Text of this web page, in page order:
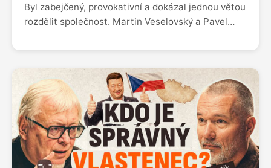
Byl zabejčený, provokativní a dokázal jednou větou
rozdělit společnost. Martin Veselovský a Pavel
reformovat komunismus, ale zrušit ho, a který
dnes řekl na Strážnici i na českou společnost?